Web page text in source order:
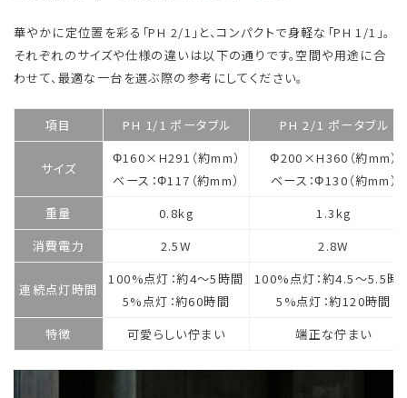
華やかに定位置を彩る「PH 2/1」と、コンパクトで身軽な「PH 1/1」。
それぞれのサイズや仕様の違いは以下の通りです。空間や用途に合
わせて、最適な一台を選ぶ際の参考にしてください。
項目 PH 1/1 ポータブル PH 2/1 ポータブル
サイズ
Φ160×H291（約mm）
ベース：Φ117（約mm）
Φ200×H360（約mm）
ベース：Φ130（約mm）
重量
0.8kg
1.3kg
消費電力
2.5W 2.8W
連続点灯時間
100%点灯：約4〜5時間
5%点灯：約60時間
100%点灯：約4.5〜5.5時
5%点灯：約120時間
特徴
可愛らしい佇まい 端正な佇まい